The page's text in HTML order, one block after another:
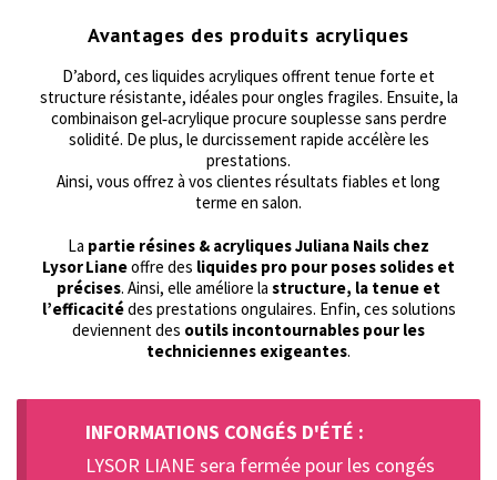
Avantages des produits acryliques
D’abord, ces liquides acryliques offrent tenue forte et
structure résistante, idéales pour ongles fragiles. Ensuite, la
combinaison gel‑acrylique procure souplesse sans perdre
solidité. De plus, le durcissement rapide accélère les
prestations.
Ainsi, vous offrez à vos clientes résultats fiables et long
terme en salon.
La partie résines & acryliques Juliana Nails chez
Lysor Lianeoffre des liquides pro pour poses solides et
précises. Ainsi, elle améliore la structure, la tenue et
l’efficacitédes prestations ongulaires. Enfin, ces solutions
deviennent des outils incontournables pour les
techniciennes exigeantes.
INFORMATIONS CONGÉS D'ÉTÉ :
LYSOR LIANE sera fermée pour les congés